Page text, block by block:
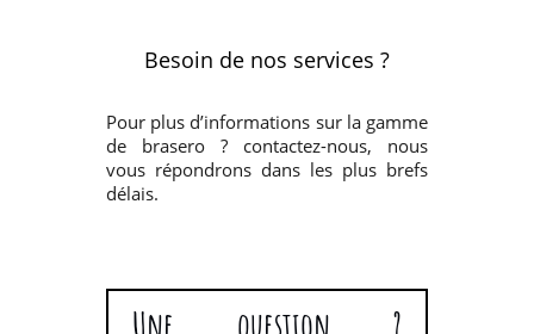
Besoin de nos services ?
Pour plus d’informations sur la gamme
de brasero ? contactez-nous, nous
vous répondrons dans les plus brefs
délais.